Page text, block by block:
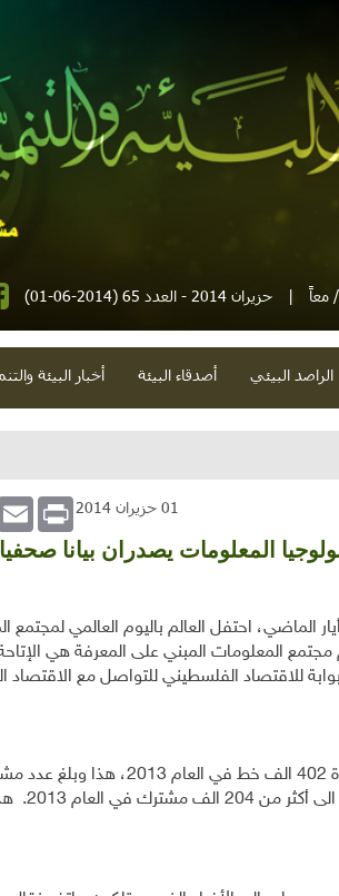
معاً | حزيران 2014 - العدد 65 (2014-06-01)
الراصد البيئي أصدقاء البيئة أخبار البيئة
Print 01 حزيران 2014
المعلومات يصدران بيانا
أيار الماضي، احتفل العالم باليوم العالمي
المعلومات المبني على المعرفة هي
للاقتصاد الفلسطيني للتواصل مع الاقتصاد
مشترك فيما